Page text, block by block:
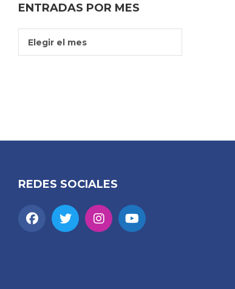
ENTRADAS POR MES
PorElegir el mes
REDES SOCIALES